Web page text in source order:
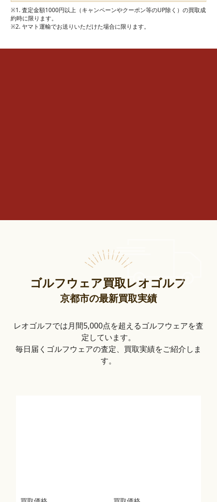
※1. 査定金額1000円以上（キャンペーンやクーポン等のUP除く）の買取成
約時に限ります。
※2. ヤマト運輸でお送りいただけた場合に限ります。
ゴルフウェア買取レオゴルフ
京都市の最新買取実績
レオゴルフでは月間5,000点を超えるゴルフウェアを査
定しています。
毎日届くゴルフウェアの査定、買取実績をご紹介しま
す。